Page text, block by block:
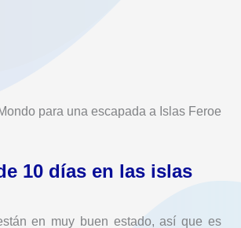
para una escapada a Islas Feroe
10 días en las islas
en muy buen estado, así que es